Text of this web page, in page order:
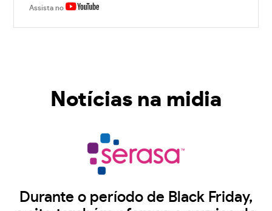
Assista no
Notícias na midia
Durante o período de Black Friday,